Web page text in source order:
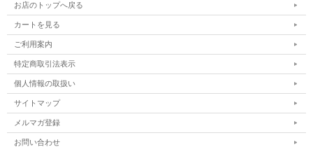
お店のトップへ戻る
カートを見る
ご利用案内
特定商取引法表示
個人情報の取扱い
サイトマップ
メルマガ登録
お問い合わせ